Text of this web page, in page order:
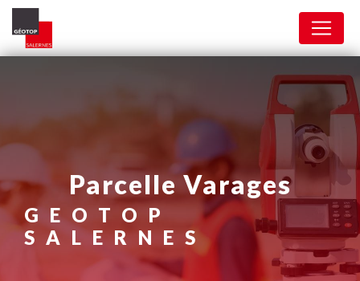
parcelle Varages
GEOTOP
SALERNES
Panneau de gestion des cookies